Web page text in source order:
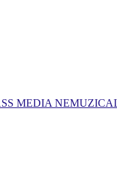
MEDIA